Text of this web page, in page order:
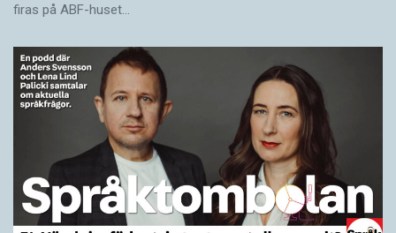
firas på ABF-huset…